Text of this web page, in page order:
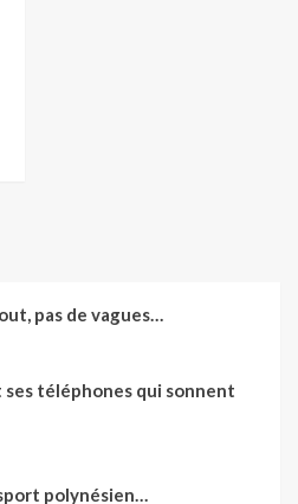
pas de vagues…
ses téléphones qui sonnent
polynésien…